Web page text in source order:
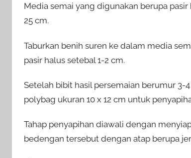
Media semai yang digunakan berupa
25 cm.
Taburkan benih suren ke dalam media
pasir halus setebal 1-2 cm.
Setelah bibit hasil persemaian berumur
polybag ukuran 10 x 12 cm untuk
Tahap penyapihan diawali dengan
bedengan tersebut dengan atap berupa